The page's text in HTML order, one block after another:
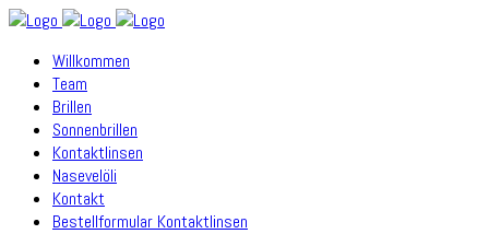
Willkommen
Team
Brillen
Sonnenbrillen
Kontaktlinsen
Nasevelöli
Kontakt
Bestellformular Kontaktlinsen